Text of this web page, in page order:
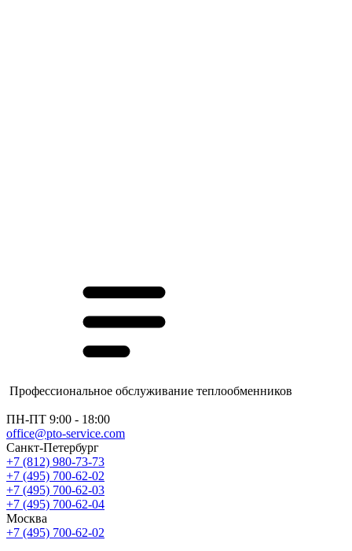
Профессиональное обслуживание теплообменников
ПН-ПТ 9:00 - 18:00
office@pto-service.com
Санкт-Петербург
+7 (812) 980-73-73
+7 (495) 700-62-02
+7 (495) 700-62-03
+7 (495) 700-62-04
Москва
+7 (495) 700-62-02